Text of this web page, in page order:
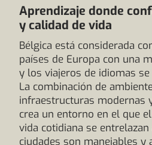
Aprendizaje donde
y calidad de vida
Bélgica está considerada
países de Europa con una
y los viajeros de idiomas
La combinación de
infraestructuras modernas
crea un entorno en el que
vida cotidiana se
ciudades son manejables y